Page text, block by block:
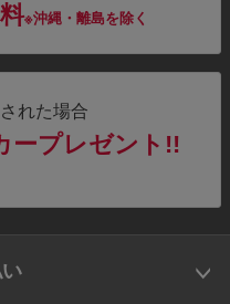
※沖縄・離島を除く
れた場合
ープレゼント!!